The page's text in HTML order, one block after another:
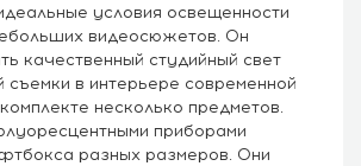
условия освещенности
видеосюжетов. Он
качественный студийный свет
съемки в интерьере современной
несколько предметов.
приборами
разных размеров. Они